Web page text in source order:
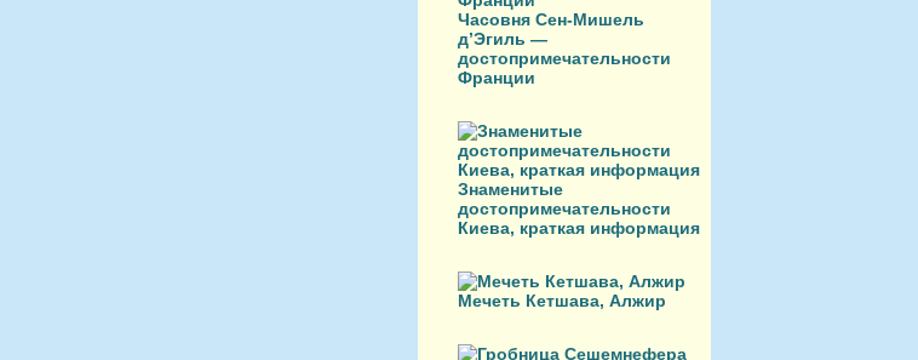
Часовня Сен-Мишель
д’Эгиль —
достопримечательности
Франции
Знаменитые
достопримечательности
Киева, краткая информация
Мечеть Кетшава, Алжир